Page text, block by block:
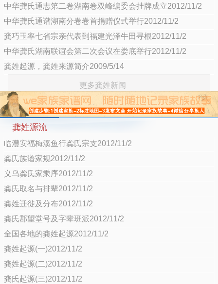
中华龚氏通志笫二卷湖南卷双峰编委会挂牌成立2012/11/2
中华龚氏通谱湖南分卷卷首捐赠仪式举行2012/11/2
龚巧玉率七省宗亲代表到福建光泽牛田寻根2012/11/2
中华龚氏湖南联谊会第二次会议在娄底举行2012/11/2
龚姓起源，龚姓来源简介2009/5/14
更多龚姓新闻
龚姓源流
临澧安福梅溪鱼行龚氏宗支2012/11/2
龚氏族谱家规2012/11/2
义乌龚氏家乘序2012/11/2
龚氏取名与排辈2012/11/2
龚姓迁徙及分布2012/11/2
龚氏郡望堂号及字辈班派2012/11/2
全国各地的龚姓起源2012/11/2
龚姓起源(一)2012/11/2
龚姓起源(二)2012/11/2
龚氏起源(三)2012/11/2